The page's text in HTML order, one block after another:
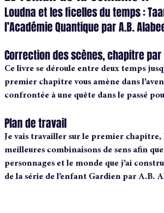
Loudna et les ficelles du temps :
l’Académie Quantique par A.B.
Correction des scènes, chapitre
Ce livre se déroule entre deux temps
premier chapitre vous amène dans
confrontée à une quête dans le passé
Plan de travail
Je vais travailler sur le premier
meilleures combinaisons de sens afin
personnages et le monde que j’ai
de la série de l’enfant Gardien par A.B.